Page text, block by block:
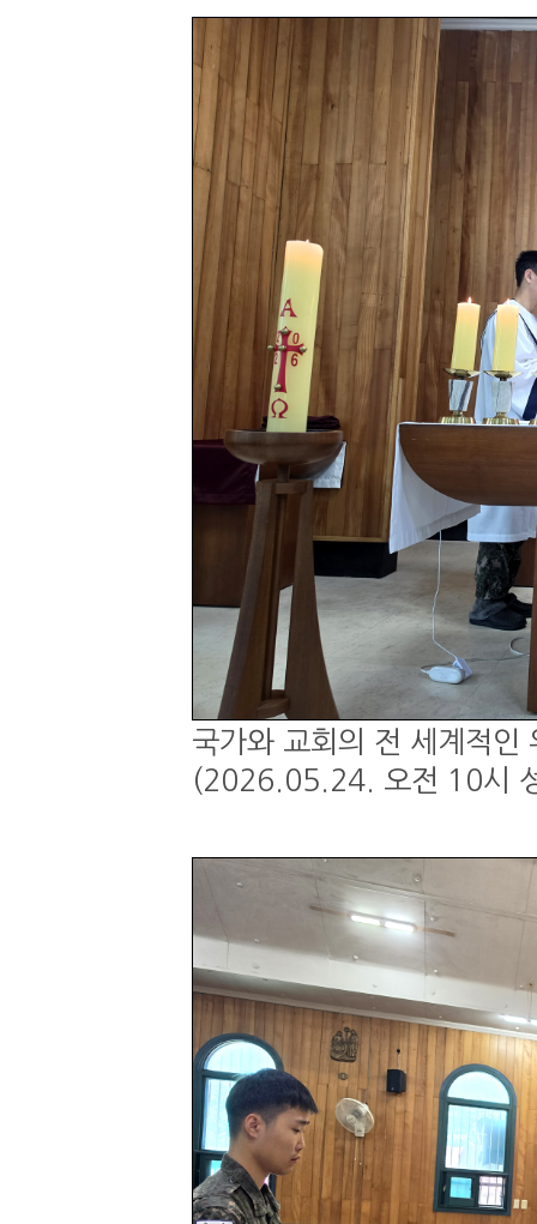
국가와 교회의 전 세계적인
(2026.05.24. 오전 10시